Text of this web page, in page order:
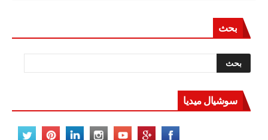
بحث
سوشيال ميديا